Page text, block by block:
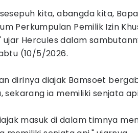
kita, abangda kita,
Perkumpulan Pemilik Izin
ujar Hercules dalam
(10/5/2026.
dirinya diajak Bamsoet
sekarang ia memiliki senjata
masuk di dalam timnya